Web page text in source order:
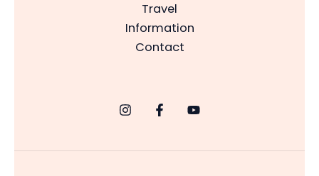
Travel
Information
Contact